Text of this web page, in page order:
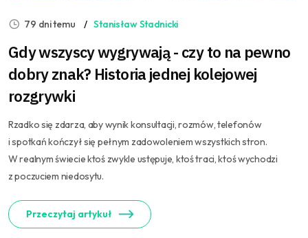
79 dni temu Stanisław Stadnicki
Gdy wszyscy wygrywają - czy to na pewno
dobry znak? Historia jednej kolejowej
rozgrywki
Rzadko się zdarza, aby wynik konsultacji, rozmów, telefonów
i spotkań kończył się pełnym zadowoleniem wszystkich stron.
W realnym świecie ktoś zwykle ustępuje, ktoś traci, ktoś wychodzi
z poczuciem niedosytu.
Przeczytaj artykuł